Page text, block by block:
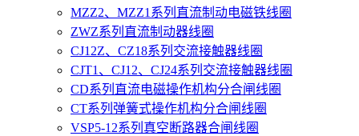
MZZ2、MZZ1系列直流制动电磁铁线圈
ZWZ系列直流制动器线圈
CJ12Z、CZ18系列交流接触器线圈
CJT1、CJ12、CJ24系列交流接触器线圈
CD系列直流电磁操作机构分合闸线圈
CT系列弹簧式操作机构分合闸线圈
VSP5-12系列真空断路器合闸线圈